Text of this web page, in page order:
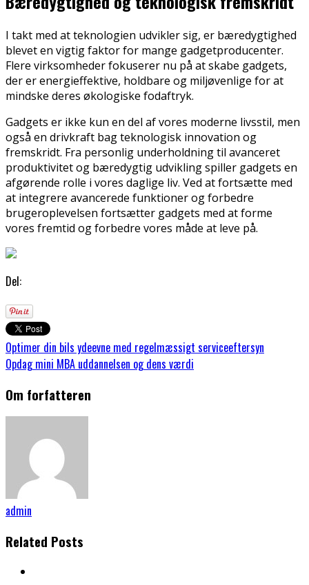
I takt med at teknologien udvikler sig, er bæredygtighed
blevet en vigtig faktor for mange gadgetproducenter.
Flere virksomheder fokuserer nu på at skabe gadgets,
der er energieffektive, holdbare og miljøvenlige for at
mindske deres økologiske fodaftryk.
Gadgets er ikke kun en del af vores moderne livsstil, men
også en drivkraft bag teknologisk innovation og
fremskridt. Fra personlig underholdning til avanceret
produktivitet og bæredygtig udvikling spiller gadgets en
afgørende rolle i vores daglige liv. Ved at fortsætte med
at integrere avancerede funktioner og forbedre
brugeroplevelsen fortsætter gadgets med at forme
vores fremtid og forbedre vores måde at leve på.
Del:
Optimer din bils ydeevne med regelmæssigt serviceeftersyn
Opdag mini MBA uddannelsen og dens værdi
Om forfatteren
admin
Related Posts